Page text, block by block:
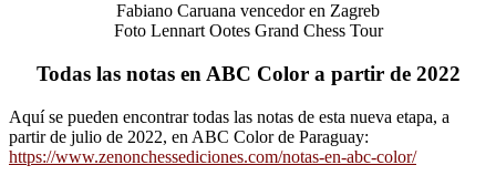
Fabiano Caruana vencedor en Zagreb
Foto Lennart Ootes Grand Chess Tour
Todas las notas en ABC Color a partir de 2022
Aquí se pueden encontrar todas las notas de esta nueva etapa, a
partir de julio de 2022, en ABC Color de Paraguay:
https://www.zenonchessediciones.com/notas-en-abc-color/